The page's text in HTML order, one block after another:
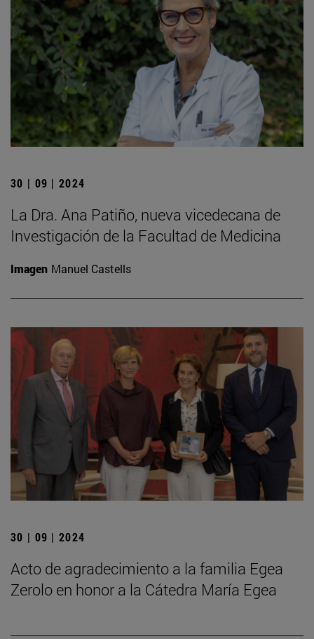
30 | 09 | 2024
La Dra. Ana Patiño, nueva vicedecana de
Investigación de la Facultad de Medicina
Imagen Manuel Castells
30 | 09 | 2024
Acto de agradecimiento a la familia Egea
Zerolo en honor a la Cátedra María Egea